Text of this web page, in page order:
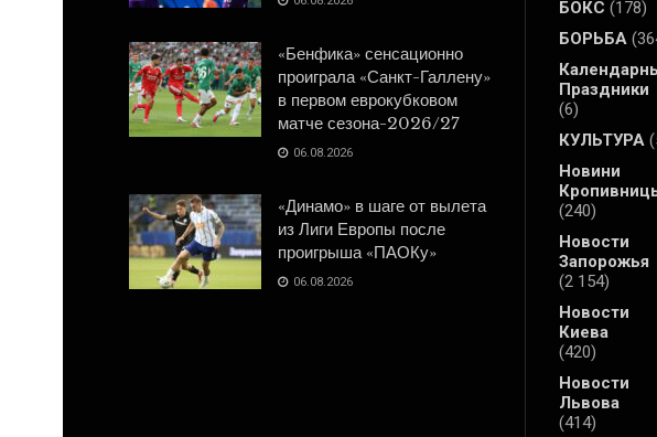
«Бенфика» сенсационно
проиграла «Санкт-Галлену»
в первом еврокубковом
матче сезона-2026/27
06.08.2026
«Динамо» в шаге от вылета
из Лиги Европы после
проигрыша «ПАОКу»
06.08.2026
БОКС (178)
БОРЬБА
Праздники
(6)
КУЛЬТУРА
Новини
(240)
Новости
Запорожья
(2 154)
Новости
Киева
(420)
Новости
Львова
(414)